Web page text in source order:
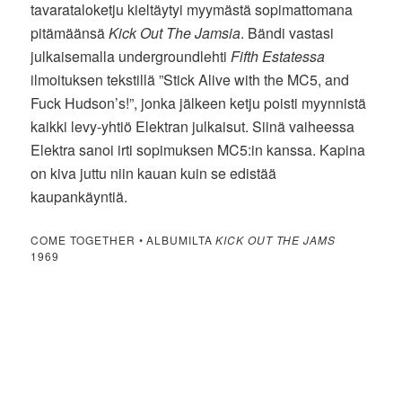
tavarataloketju kieltäytyi myymästä sopimattomana
pitämäänsäKick Out The Jamsia. Bändi vastasi
julkaisemalla undergroundlehti Fifth Estatessa
ilmoituksen tekstillä ”Stick Alive with the MC5, and
Fuck Hudson’s!”, jonka jälkeen ketju poisti myynnistä
kaikki levy-yhtiö Elektran julkaisut. Siinä vaiheessa
Elektra sanoi irti sopimuksen MC5:in kanssa. Kapina
on kiva juttu niin kauan kuin se edistää
kaupankäyntiä.
COME TOGETHER • ALBUMILTAKICK OUT THE JAMS
1969